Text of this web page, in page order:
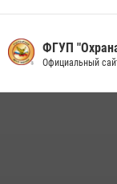
19 июля 2026, 06:00
Росгвардейцы
объекта в
ФГУП
Официальный